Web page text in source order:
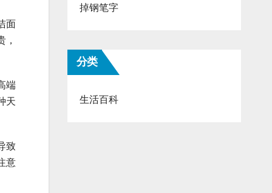
面
，
端
天
致
意
掉钢笔字
分类
生活百科